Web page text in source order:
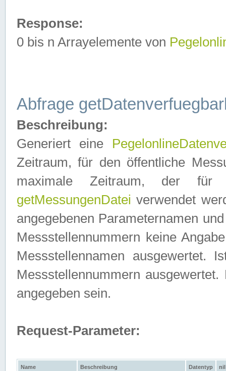
Response:
0 bis n Arrayelemente von
Abfrage
Beschreibung:
Generiert eine
Zeitraum, für den öffentliche
maximale Zeitraum, der
getMessungenDatei verwendet
angegebenen Parameternamen
Messstellennummern keine
Messstellennamen ausgewertet.
Messstellennummern
angegeben sein.
Request-Parameter:
Name Beschreibung Datentyp nil